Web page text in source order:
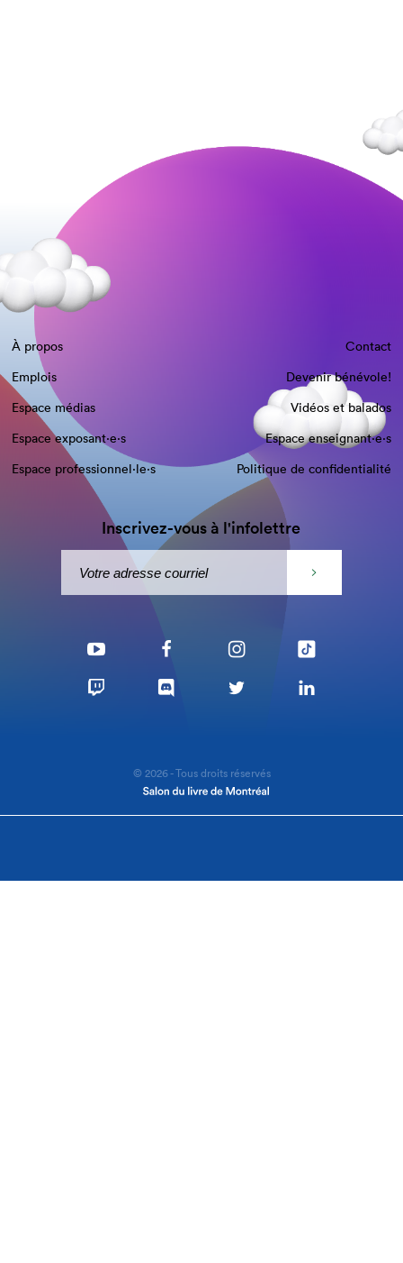
À propos
Contact
Emplois
Devenir bénévole!
Espace médias
Vidéos et balados
Espace exposant·e⋅s
Espace enseignant·e⋅s
Espace professionnel·le⋅s
Politique de confidentialité
Inscrivez-vous à l'infolettre
© 2026 - Tous droits réservés